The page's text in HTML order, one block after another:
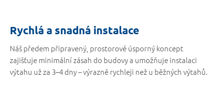
Rychlá a snadná instalace
Náš předem připravený, prostorově úsporný koncept
zajišťuje minimální zásah do budovy a umožňuje instalaci
výtahu už za 3–4 dny – výrazně rychleji než u běžných výtahů.